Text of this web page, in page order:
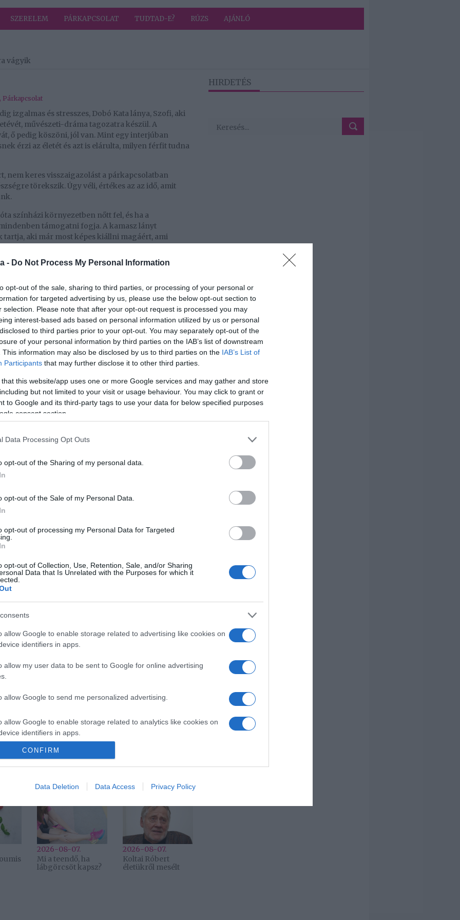
- Do Not Process My Personal Information
opt-out of the sale, sharing to third parties, or processing of your personal or
for targeted advertising by us, please use the below opt-out section to
selection. Please note that after your opt-out request is processed you may
interest-based ads based on personal information utilized by us or personal
to third parties prior to your opt-out. You may separately opt-out of the
of your personal information by third parties on the IAB’s list of downstream
This information may also be disclosed by us to third parties on the IAB’s List of
Participants that may further disclose it to other third parties.
that this website/app uses one or more Google services and may gather and store
but not limited to your visit or usage behaviour. You may click to grant or
to Google and its third-party tags to use your data for below specified purposes
consent section.
Data Processing Opt Outs
opt-out of the Sharing of my personal data.
opt-out of the Sale of my Personal Data.
opt-out of processing my Personal Data for Targeted
opt-out of Collection, Use, Retention, Sale, and/or Sharing
Data that Is Unrelated with the Purposes for which it
allow Google to enable storage related to advertising like cookies on
identifiers in apps.
allow my user data to be sent to Google for online advertising
allow Google to send me personalized advertising.
allow Google to enable storage related to analytics like cookies on
identifiers in apps.
allow Google to enable storage related to functionality of the website
CONFIRM
Data Deletion Data Access Privacy Policy
SZERELEM PÁRKAPCSOLAT TUDTAD-E? RÚZS AJÁNLÓ
vágyik
, Párkapcsolat
izgalmas és stresszes, Dobó Kata lánya, Szofi, aki
művészeti-dráma tagozatra készül. A
ő pedig köszöni, jól van. Mint egy interjúban
érzi az életét és azt is elárulta, milyen férfit tudna
nem keres visszaigazolást a párkapcsolatban
törekszik. Úgy véli, értékes az az idő, amit
színházi környezetben nőtt fel, és ha a
támogatni fogja. A kamasz lányt
aki már most képes kiállni magáért, ami
akkoriban önbizalomhiánnyal és gátlásokkal
előítéletekkel, például a „szép, de biztos buta”
Bár ezek a mondatok ma már ritkábban
mások. Hosszú önismereti folyamat
kizárni a mérgező megjegyzéseket, és
Ez a hozzáállás a magánéletében is megmutatkozik:
és ma már nem érzi szükségét annak, hogy
önmagáról. Bár vágyik egy társra, csak
inspirálják egymást. Arra a kérdésre,
"Nincs, de ha lenne, sem beszélnék róla.
nem látott ismerőssel kérdezgetjük egymást, ki
érzem magam, minden rendben, egyből jön a
nem lehetne jól az ember."
egy kapcsolatból nyerjek visszaigazolást
vagyok-e.
társ nélkül.
valakivel, de csak akkor, ha kölcsönösen
sok fórumon beszél, és saját példáján keresztül
egészség mennyire meghatározó. Bár vannak
– például nemrég hagyta abba az elektromos
Emlékszik, hogy amikor a
és napi tíz kilométer futással hozta formába
a felvételire. Azóta is kerüli a cukrot, de ma
az a legfontosabb, hogy az ember jól érezze
másokkal is szeretné megosztani.
a sikert és a pénzt, miközben elfelejtenek időt
ezzel szemben a „dőlj hátra” elvet vallja, szerinte
az életünkkel. Úgy véli, a folyamatos pörgés
elől, és hisz abban, hogy apró változtatásokkal
Következő bejegyzés
2026-08-07.
Mi a teendő, ha
lábgörcsöt kapsz?
2026-08-07.
Koltai Róbert
életükről mesélt
HIRDETÉS